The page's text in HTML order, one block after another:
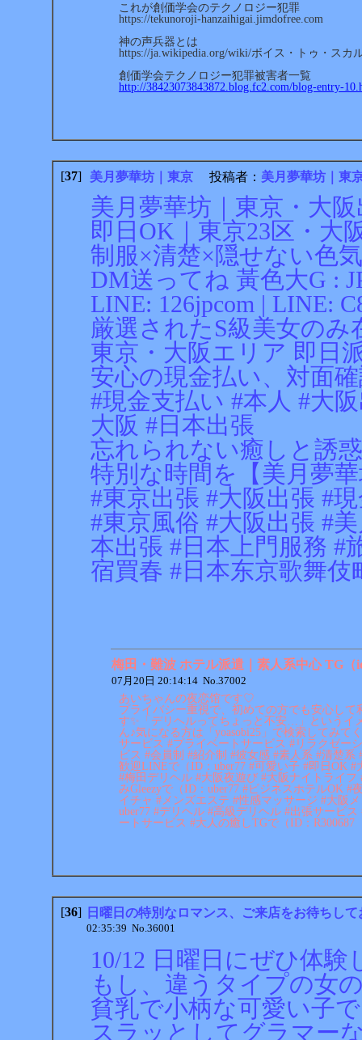
これが創価学会のテクノロジー犯罪
https://tekunoroji-hanzaihigai.jimdofree.com
神の声兵器とは
https://ja.wikipedia.org/wiki/ボイス・トゥ・スカ
創価学会テクノロジー犯罪被害者一覧
http://38423073843872.blog.fc2.com/blog-entry-
[37] 美月夢華坊｜東京投稿者： 美月夢華坊｜東
美月夢華坊｜東京・大
即日OK｜東京23区・大
制服×清楚×隠せない色
DM送ってね 黃色大G :
LINE: 126jpcom | LINE:
厳選されたS級美女のみ
東京・大阪エリア 即日
安心の現金払い、対面
#現金支払い #本人 #大
大阪 #日本出張
忘れられない癒しと誘
特別な時間を【美月夢
#東京出張 #大阪出張 #
#東京風俗 #大阪出張 #
本出張 #日本上門服務 #
宿買春 #日本东京歌舞伎
梅田・難波 ホテル派遣｜素人系中心 TG（
07月20日 20:14:14 No.37002
あいちゃんの夜恋馆です♡
プライバシー重視で、初めての方でも安心し
す✨「デリヘルってちょっと不安…」というイ
ん♪気になる方は「yoasobi25」で検索してみて
サービス #プライベートサービス #リラクゼー
ビス #会員制 #紹介制 #彼女感 #素人系 #清楚系
歓迎LINEで（ID：uber77 #可愛い子 #即日OK
#梅田デリヘル #大阪夜遊び #大阪ナイトライ
みGleezyで（ID：uber77 #ビジネスホテルOK #
イチャ #メンズエステ #性感マッサージ #大阪
uber77 #デリヘル #高級デリヘル #出張サービ
ートサービス #大人の癒しTGで（ID：R300687
[36] 日曜日の特別なロマンス、ご来店をお待ちして
02:35:39 No.36001
10/12 日曜日にぜひ体
もし、違うタイプの女
貧乳で小柄な可愛い子
スラッとしてグラマー